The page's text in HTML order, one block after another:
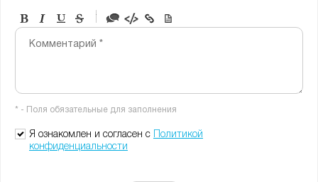
-
-
-
-
Комментарий *
* - Поля обязательные для заполнения
Я ознакомлен и согласен с
Политикой
конфиденциальности